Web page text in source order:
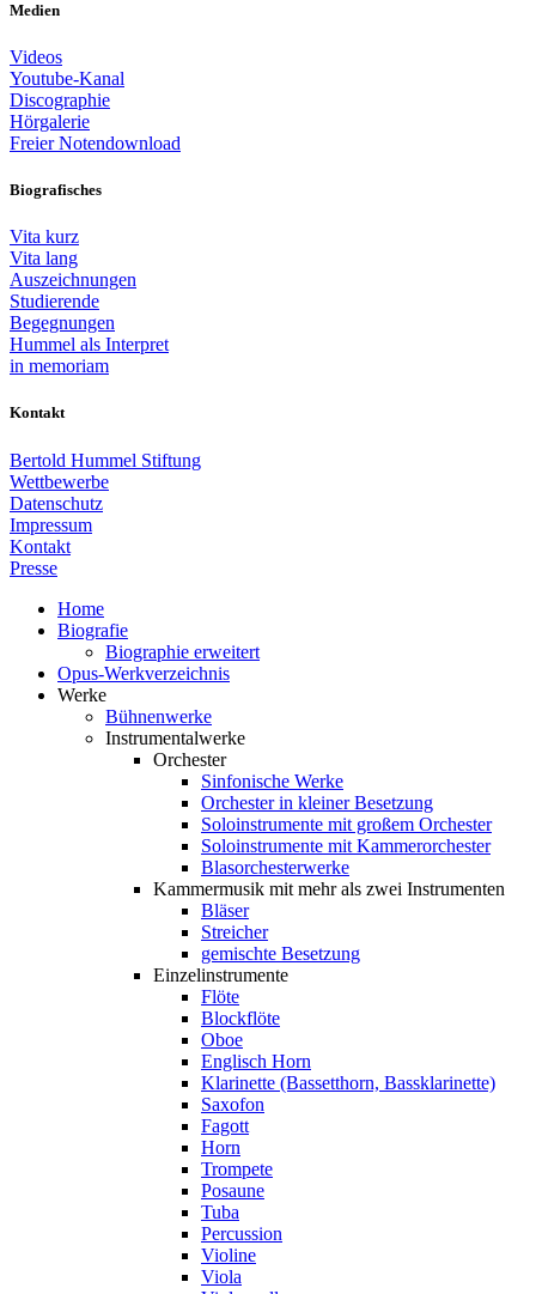
Medien
Videos
Youtube-Kanal
Discographie
Hörgalerie
Freier Notendownload
Biografisches
Vita kurz
Vita lang
Auszeichnungen
Studierende
Begegnungen
Hummel als Interpret
in memoriam
Kontakt
Bertold Hummel Stiftung
Wettbewerbe
Datenschutz
Impressum
Kontakt
Presse
Home
Biografie
Biographie erweitert
Opus-Werkverzeichnis
Werke
Bühnenwerke
Instrumentalwerke
Orchester
Sinfonische Werke
Orchester in kleiner Besetzung
Soloinstrumente mit großem Orchester
Soloinstrumente mit Kammerorchester
Blasorchesterwerke
Kammermusik mit mehr als zwei Instrumenten
Bläser
Streicher
gemischte Besetzung
Einzelinstrumente
Flöte
Blockflöte
Oboe
Englisch Horn
Klarinette (Bassetthorn, Bassklarinette)
Saxofon
Fagott
Horn
Trompete
Posaune
Tuba
Percussion
Violine
Viola